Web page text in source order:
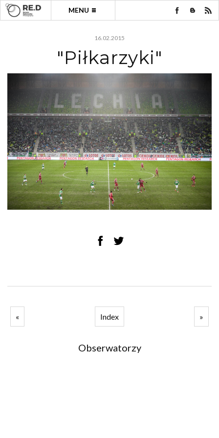
MENU
16.02.2015
"Piłkarzyki"
« Index »
Obserwatorzy